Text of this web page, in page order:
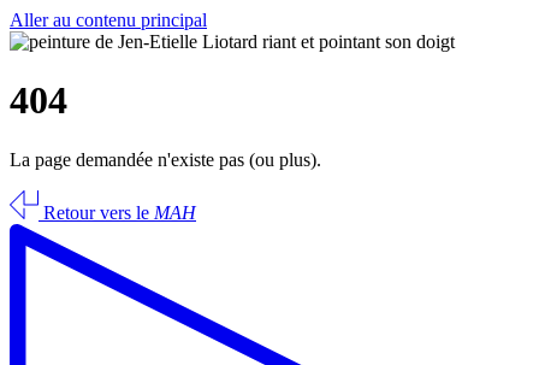
Aller au contenu principal
404
La page demandée n'existe pas (ou plus).
Retour vers le MAH